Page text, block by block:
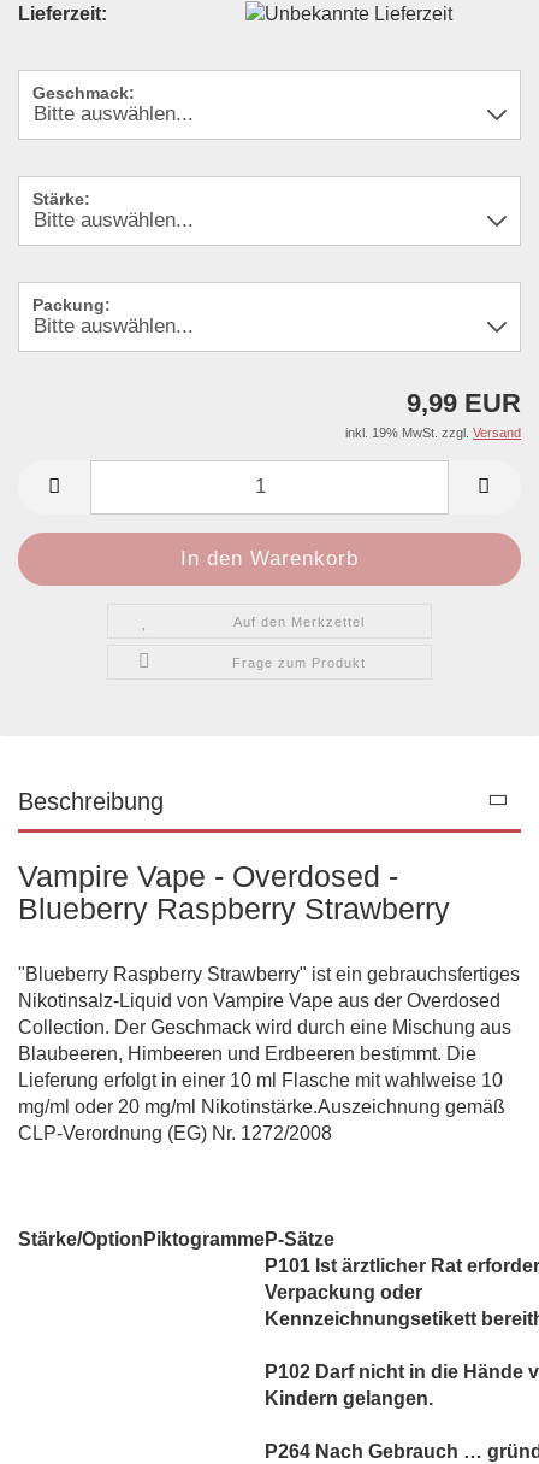
Lieferzeit:
Geschmack:
Stärke:
Packung:
9,99 EUR
inkl. 19% MwSt. zzgl. Versand
Auf den Merkzettel
Frage zum Produkt
Beschreibung
Vampire Vape - Overdosed -
Blueberry Raspberry Strawberry
"Blueberry Raspberry Strawberry" ist ein gebrauchsfertiges
Nikotinsalz-Liquid von Vampire Vape aus der Overdosed
Collection. Der Geschmack wird durch eine Mischung aus
Blaubeeren, Himbeeren und Erdbeeren bestimmt. Die
Lieferung erfolgt in einer 10 ml Flasche mit wahlweise 10
mg/ml oder 20 mg/ml Nikotinstärke.Auszeichnung gemäß
CLP-Verordnung (EG) Nr. 1272/2008
Stärke/Option PiktogrammeP-Sätze
P101 Ist ärztlicher Rat
Verpackung oder
Kennzeichnungsetikett
P102 Darf nicht in die Hände
Kindern gelangen.
P264 Nach Gebrauch …